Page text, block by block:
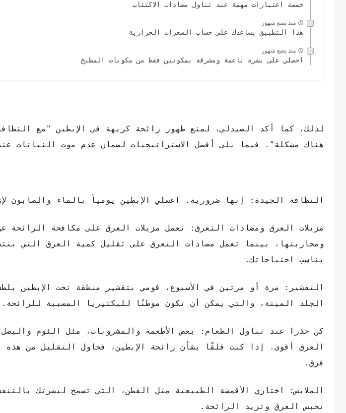
خمسة اعتبارات مهمة عند تناول مضادات الاكتئاب
منذ بضع شهور
هذا التطبيق يساعدك على حساب السعرات الحرارية
منذ بضع شهور
احصلي على بشرة ناعمة ومشرقة بمكونين فقط من مكونات المطبخ
لذلك، كما أكد الصيدلي، لمنع ظهور رائحة كريهة في الإبطين "مع
هناك مشكلة". فيما يلي أفضل الاستراتيجيات لضمان عدم موت النباتات
النظافة الجيدة: إنها ضرورية. اغسلي الإبطين يومياً بالماء والصابون
مزيلات العرق ومضادات التعرق: تعمل مزيلات العرق على مكافحة الرائحة
ومحاربتها، بينما تعمل مضادات التعرق على تقليل كمية العرق التي
يناسب احتياجاتك.
التقشير: مرة أو مرتين في الأسبوع، قومي بتقشير منطقة تحت الإبطين
الجلد الميتة، والتي يمكن أن تكون موطنًا للبكتيريا المسببة للرائحة.
كن حذرا عند تناول الطعام: بعض الأطعمة والمشروبات، مثل الثوم
العرق أقوى. إذا كنت قلقًا بشأن رائحة الإبطين، فحاول التقليل من هذه
فرق.
الملابس: اختاري الأقمشة الطبيعية مثل القطن، التي تسمح لبشرتك
تحبس العرق وتزيد الرائحة.